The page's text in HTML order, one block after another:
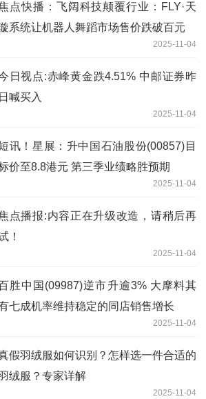
点快播：飞阔科技颠覆行业：FLY·天
系统让机器人舞蹈市场售价跌破百元
2025-11-04
日视点:赤峰黄金跌4.51% 中邮证券昨
日喊买入
2025-11-04
讯！星展：升中国石油股份(00857)目
价至8.8港元 第三季业绩略胜预期
2025-11-04
点播报:内容正在升级改造，请稍后再
！
2025-11-04
胜中国(09987)逆市升逾3% 大摩料其
七成机率维持稳定的同店销售增长
2025-11-04
假羽绒服如何识别？怎样选一件合适的
绒服？专家详解
2025-11-04